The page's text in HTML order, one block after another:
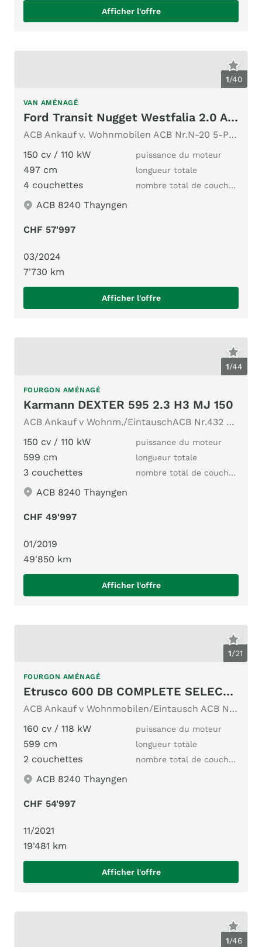
Afficher l'offre
1/40
VAN AMÉNAGÉ
Ford Transit Nugget Westfalia 2.0 Automat
ACB Ankauf v. Wohnmobilen ACB Nr.N-20 5-Plätzer Boiler Navi
150 cv / 110 kW
puissance du moteur
497 cm longueur totale
4 couchettes nombre total de couchages
ACB 8240 Thayngen
CHF 57'997
03/2024
7'730 km
Afficher l'offre
1/44
FOURGON AMÉNAGÉ
Karmann DEXTER 595 2.3 H3 MJ 150
ACB Ankauf v Wohnm./EintauschACB Nr.432 5-Sitzer Dieselhzg.
150 cv / 110 kW
puissance du moteur
599 cm longueur totale
3 couchettes nombre total de couchages
ACB 8240 Thayngen
CHF 49'997
01/2019
49'850 km
Afficher l'offre
1/21
FOURGON AMÉNAGÉ
Etrusco 600 DB COMPLETE SELECTION 9G-AUTOMAT 2.3
ACB Ankauf v Wohnmobilen/Eintausch ACB Nr.402 627KG Nutzlast
160 cv / 118 kW
puissance du moteur
599 cm longueur totale
2 couchettes nombre total de couchages
ACB 8240 Thayngen
CHF 54'997
11/2021
19'481 km
Afficher l'offre
1/46